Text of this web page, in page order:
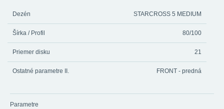
Dezén STARCROSS 5 MEDIUM
Šírka / Profil 80/100
Priemer disku 21
Ostatné parametre II. FRONT - predná
Parametre